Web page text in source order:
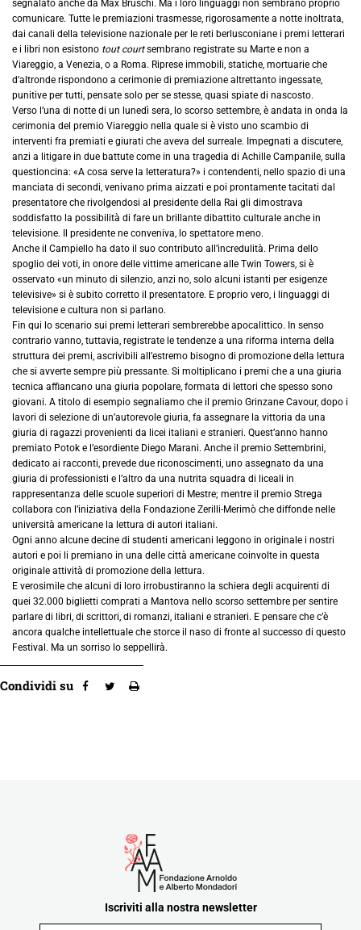
segnalato anche da Max Bruschi. Ma i loro linguaggi non sembrano proprio
comunicare. Tutte le premiazioni trasmesse, rigorosamente a notte inoltrata,
dai canali della televisione nazionale per le reti berlusconiane i premi letterari
e i libri non esistono tout courtsembrano registrate su Marte e non a
Viareggio, a Venezia, o a Roma. Riprese immobili, statiche, mortuarie che
d’altronde rispondono a cerimonie di premiazione altrettanto ingessate,
punitive per tutti, pensate solo per se stesse, quasi spiate di nascosto.
Verso l’una di notte di un lunedì sera, lo scorso settembre, è andata in onda la
cerimonia del premio Viareggio nella quale si è visto uno scambio di
interventi fra premiati e giurati che aveva del surreale. Impegnati a discutere,
anzi a litigare in due battute come in una tragedia di Achille Campanile, sulla
questioncina: «A cosa serve la letteratura?» i contendenti, nello spazio di una
manciata di secondi, venivano prima aizzati e poi prontamente tacitati dal
presentatore che rivolgendosi al presidente della Rai gli dimostrava
soddisfatto la possibilità di fare un brillante dibattito culturale anche in
televisione. Il presidente ne conveniva, lo spettatore meno.
Anche il Campiello ha dato il suo contributo all’incredulità. Prima dello
spoglio dei voti, in onore delle vittime americane alle Twin Towers, si è
osservato «un minuto di silenzio, anzi no, solo alcuni istanti per esigenze
televisive» si è subito corretto il presentatore. E proprio vero, i linguaggi di
televisione e cultura non si parlano.
Fin qui lo scenario sui premi letterari sembrerebbe apocalittico. In senso
contrario vanno, tuttavia, registrate le tendenze a una riforma interna della
struttura dei premi, ascrivibili all’estremo bisogno di promozione della lettura
che si avverte sempre più pressante. Si moltiplicano i premi che a una giuria
tecnica affiancano una giuria popolare, formata di lettori che spesso sono
giovani. A titolo di esempio segnaliamo che il premio Grinzane Cavour, dopo i
lavori di selezione di un’autorevole giuria, fa assegnare la vittoria da una
giuria di ragazzi provenienti da licei italiani e stranieri. Quest’anno hanno
premiato Potok e l’esordiente Diego Marani. Anche il premio Settembrini,
dedicato ai racconti, prevede due riconoscimenti, uno assegnato da una
giuria di professionisti e l’altro da una nutrita squadra di liceali in
rappresentanza delle scuole superiori di Mestre; mentre il premio Strega
collabora con l’iniziativa della Fondazione Zerilli-Merimò che diffonde nelle
università americane la lettura di autori italiani.
Ogni anno alcune decine di studenti americani leggono in originale i nostri
autori e poi li premiano in una delle città americane coinvolte in questa
originale attività di promozione della lettura.
E verosimile che alcuni di loro irrobustiranno la schiera degli acquirenti di
quei 32.000 biglietti comprati a Mantova nello scorso settembre per sentire
parlare di libri, di scrittori, di romanzi, italiani e stranieri. E pensare che c’è
ancora qualche intellettuale che storce il naso di fronte al successo di questo
Festival. Ma un sorriso lo seppellirà.
Condividi su
Iscriviti alla nostra newsletter